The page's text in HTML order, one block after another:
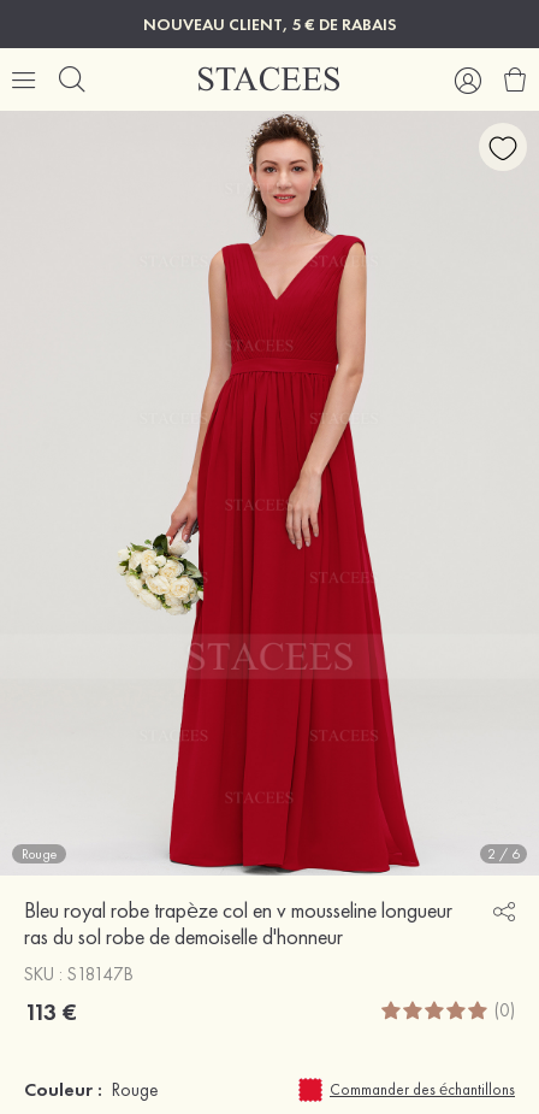
NOUVEAU CLIENT, 5 € DE RABAIS
Rouge 2 / 6
Bleu royal robe trapèze col en v mousseline longueur
ras du sol robe de demoiselle d'honneur
SKU : S18147B
113 € (0)
Couleur : Rouge Commander des échantillons